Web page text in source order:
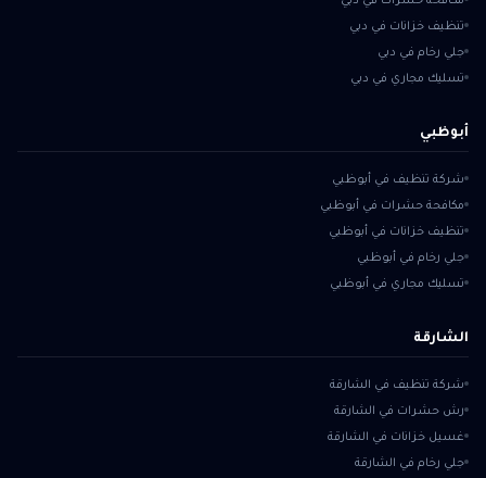
تنظيف خزانات في دبي
جلي رخام في دبي
تسليك مجاري في دبي
أبوظبي
شركة تنظيف في أبوظبي
مكافحة حشرات في أبوظبي
تنظيف خزانات في أبوظبي
جلي رخام في أبوظبي
تسليك مجاري في أبوظبي
الشارقة
شركة تنظيف في الشارقة
رش حشرات في الشارقة
غسيل خزانات في الشارقة
جلي رخام في الشارقة